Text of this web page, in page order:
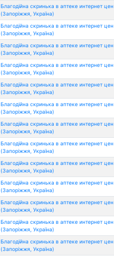
Благодійна скринька в аптеке интернет
(Запоріжжя, Україна)
Благодійна скринька в аптеке интернет
(Запоріжжя, Україна)
Благодійна скринька в аптеке интернет
(Запоріжжя, Україна)
Благодійна скринька в аптеке интернет
(Запоріжжя, Україна)
Благодійна скринька в аптеке интернет
(Запоріжжя, Україна)
Благодійна скринька в аптеке интернет
(Запоріжжя, Україна)
Благодійна скринька в аптеке интернет
(Запоріжжя, Україна)
Благодійна скринька в аптеке интернет
(Запоріжжя, Україна)
Благодійна скринька в аптеке интернет
(Запоріжжя, Україна)
Благодійна скринька в аптеке интернет
(Запоріжжя, Україна)
Благодійна скринька в аптеке интернет
(Запоріжжя, Україна)
Благодійна скринька в аптеке интернет
(Запоріжжя, Україна)
Благодійна скринька в аптеке интернет
(Запоріжжя, Україна)